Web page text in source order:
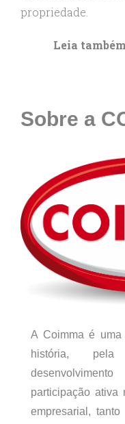
propriedade.
Leia
Sobre a
A Coimma é uma
história,
participação ativa
empresarial,